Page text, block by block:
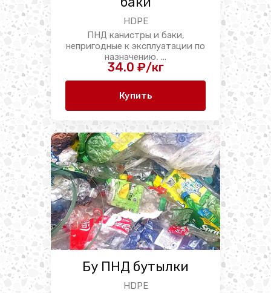
HDPE
ПНД канистры и баки,
непригодные к эксплуатации по
назначению, ...
34.0 ₽/кг
Купить
Бу ПНД бутылки
HDPE